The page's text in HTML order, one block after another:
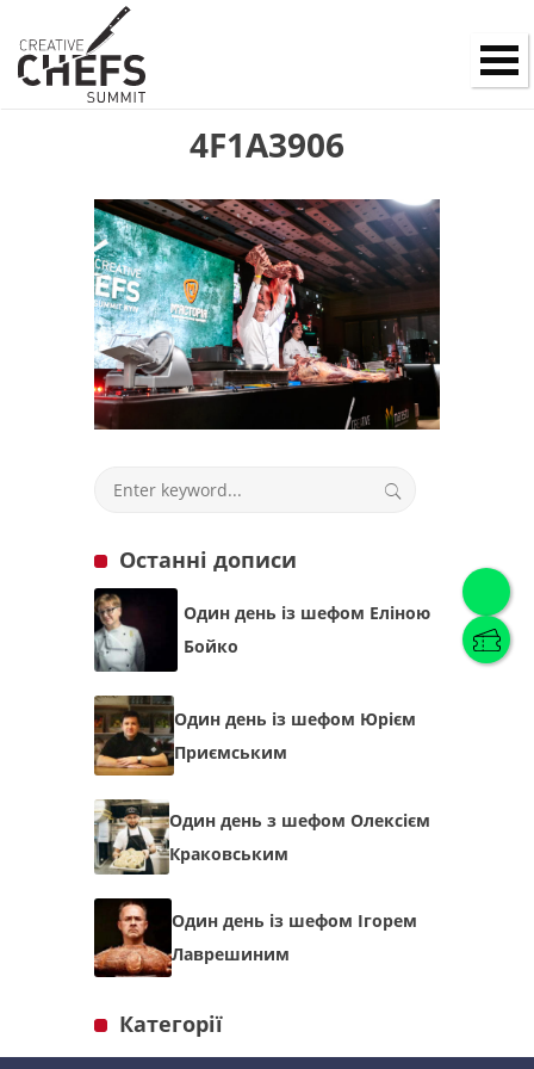
Українська(Українська)
4F1A3906
Останні дописи
Один день із шефом Еліною
Бойко
Один день із шефом Юрієм
Приємським
Один день з шефом Олексієм
Краковським
Один день із шефом Ігорем
Лаврешиним
Категорії